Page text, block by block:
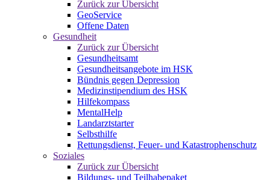
Zurück zur Übersicht
GeoService
Offene Daten
Gesundheit
Zurück zur Übersicht
Gesundheitsamt
Gesundheitsangebote im HSK
Bündnis gegen Depression
Medizinstipendium des HSK
Hilfekompass
MentalHelp
Landarztstarter
Selbsthilfe
Rettungsdienst, Feuer- und Katastrophenschutz
Soziales
Zurück zur Übersicht
Bildungs- und Teilhabepaket